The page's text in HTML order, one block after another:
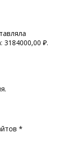
3184000,00 ₽.
*